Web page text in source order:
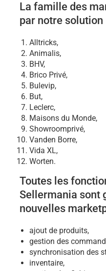
La famille des
par notre solution
Alltricks,
Animalis,
BHV,
Brico Privé,
Bulevip,
But,
Leclerc,
Maisons du Monde,
Showroomprivé,
Vanden Borre,
Vida XL,
Worten.
Toutes les
Sellermania sont
nouvelles
ajout de produits,
gestion des
synchronisation des
inventaire,